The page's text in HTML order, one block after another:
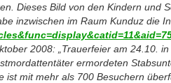
Dieses Bild von den Kindern und
inzwischen im Raum Kunduz die
2008: „Trauerfeier am 24.10.
ermordeten
ist mit mehr als 700 Besuchern